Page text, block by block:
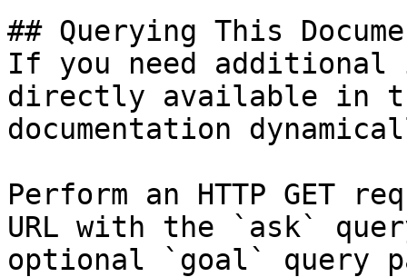
## Querying This
If you need
directly available in
documentation
Perform an HTTP GET
URL with the `ask`
optional `goal` query